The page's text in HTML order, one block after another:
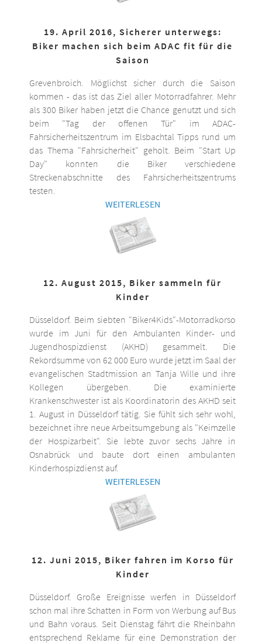
19. April 2016, Sicherer unterwegs:
Biker machen sich beim ADAC fit für die
Saison
Grevenbroich. Möglichst sicher durch die Saison
kommen - das ist das Ziel aller Motorradfahrer. Mehr
als 300 Biker haben jetzt die Chance genutzt und sich
beim "Tag der offenen Tür" im ADAC-
Fahrsicherheitszentrum im Elsbachtal Tipps rund um
das Thema "Fahrsicherheit" geholt. Beim "Start Up
Day" konnten die Biker verschiedene
Streckenabschnitte des Fahrsicherheitszentrums
testen.
WEITERLESEN
12. August 2015, Biker sammeln für
Kinder
Düsseldorf. Beim siebten "Biker4Kids"-Motorradkorso
wurde im Juni für den Ambulanten Kinder- und
Jugendhospizdienst (AKHD) gesammelt. Die
Rekordsumme von 62 000 Euro wurde jetzt im Saal der
evangelischen Stadtmission an Tanja Wille und ihre
Kollegen übergeben. Die examinierte
Krankenschwester ist als Koordinatorin des AKHD seit
1. August in Düsseldorf tätig. Sie fühlt sich sehr wohl,
bezeichnet ihre neue Arbeitsumgebung als "Keimzelle
der Hospizarbeit". Sie lebte zuvor sechs Jahre in
Osnabrück und baute dort einen ambulanten
Kinderhospizdienst auf.
WEITERLESEN
12. Juni 2015, Biker fahren im Korso für
Kinder
Düsseldorf. Große Ereignisse werfen in Düsseldorf
schon mal ihre Schatten in Form von Werbung auf Bus
und Bahn voraus. Seit Dienstag fährt die Rheinbahn
entsprechend Reklame für eine Demonstration der